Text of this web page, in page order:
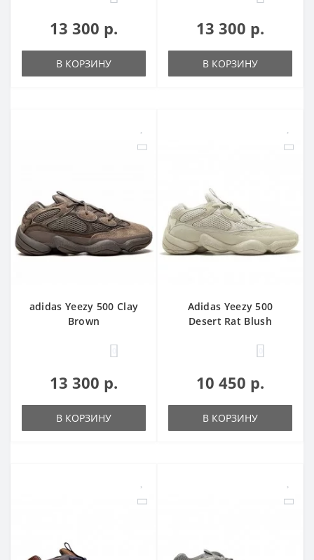
13 300 р.
В КОРЗИНУ
13 300 р.
В КОРЗИНУ
adidas Yeezy 500 Clay
Brown
13 300 р.
В КОРЗИНУ
Adidas Yeezy 500
Desert Rat Blush
10 450 р.
В КОРЗИНУ